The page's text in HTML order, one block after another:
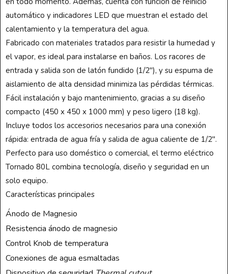
automático y indicadores LED que muestran el estado del
calentamiento y la temperatura del agua.
Fabricado con materiales tratados para resistir la humedad y
el vapor, es ideal para instalarse en baños. Los racores de
entrada y salida son de latón fundido (1/2″), y su espuma de
aislamiento de alta densidad minimiza las pérdidas térmicas.
Fácil instalación y bajo mantenimiento, gracias a su diseño
compacto (450 x 450 x 1000 mm) y peso ligero (18 kg).
Incluye todos los accesorios necesarios para una conexión
rápida: entrada de agua fría y salida de agua caliente de 1/2″.
Perfecto para uso doméstico o comercial, el termo eléctrico
Tornado 80L combina tecnología, diseño y seguridad en un
solo equipo.
Características principales
Ánodo de Magnesio
Resistencia ánodo de magnesio
Control Knob de temperatura
Conexiones de agua esmaltadas